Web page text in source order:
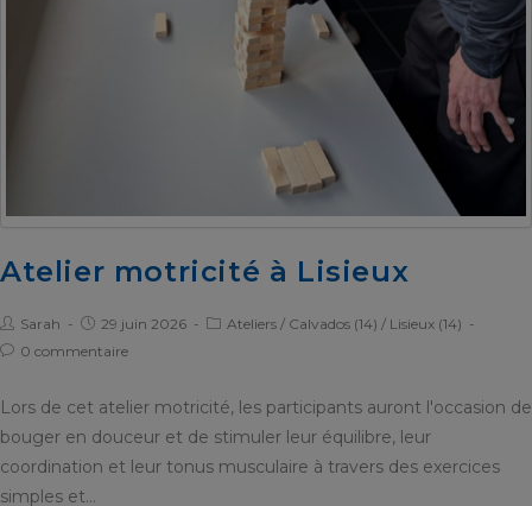
Atelier motricité à Lisieux
Sarah 29 juin 2026 Ateliers / Calvados (14) / Lisieux (14)
0 commentaire
Lors de cet atelier motricité, les participants auront l'occasion de
bouger en douceur et de stimuler leur équilibre, leur
coordination et leur tonus musculaire à travers des exercices
simples et…